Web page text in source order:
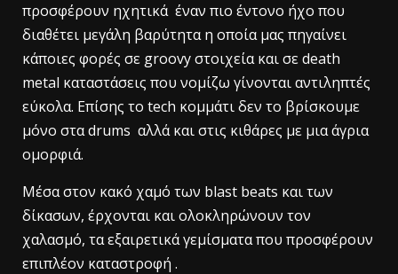
προσφέρουν ηχητικά έναν πιο έντονο ήχο που
διαθέτει μεγάλη βαρύτητα η οποία μας πηγαίνει
κάποιες φορές σε groovy στοιχεία και σε death
metal καταστάσεις που νομίζω γίνονται αντιληπτές
εύκολα. Επίσης το tech κομμάτι δεν το βρίσκουμε
μόνο στα drums αλλά και στις κιθάρες με μια άγρια
ομορφιά.
Μέσα στον κακό χαμό των blast beats και των
δίκασων, έρχονται και ολοκληρώνουν τον
χαλασμό, τα εξαιρετικά γεμίσματα που προσφέρουν
επιπλέον καταστροφή .